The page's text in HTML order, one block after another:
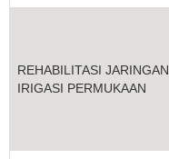
REHABILITASI JARINGAN
IRIGASI PERMUKAAN